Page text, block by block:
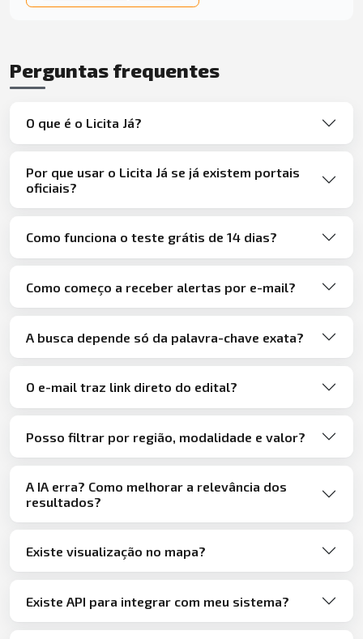
Perguntas frequentes
O que é o Licita Já?
Por que usar o Licita Já se já existem portais
oficiais?
Como funciona o teste grátis de 14 dias?
Como começo a receber alertas por e-mail?
A busca depende só da palavra-chave exata?
O e-mail traz link direto do edital?
Posso filtrar por região, modalidade e valor?
A IA erra? Como melhorar a relevância dos
resultados?
Existe visualização no mapa?
Existe API para integrar com meu sistema?